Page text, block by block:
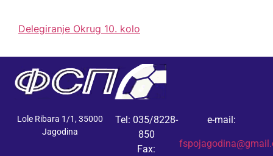
Delegiranje Okrug 10. kolo
Lole Ribara 1/1, 35000
Jagodina
Tel: 035/8228-
850
Fax:
e-mail: